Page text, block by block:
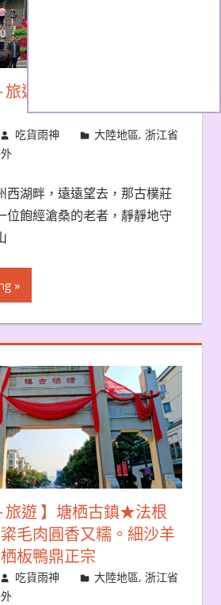
旅遊 】穿越千年的傳奇
吃貨雨神 大陸地區,浙江省
西湖畔，遠遠望去，那古樸莊
位飽經滄桑的老者，靜靜地守
旅遊 】塘栖古鎮★法根
毛肉圓香又糯。細沙羊
板鴨鼎正宗
吃貨雨神 大陸地區,浙江省